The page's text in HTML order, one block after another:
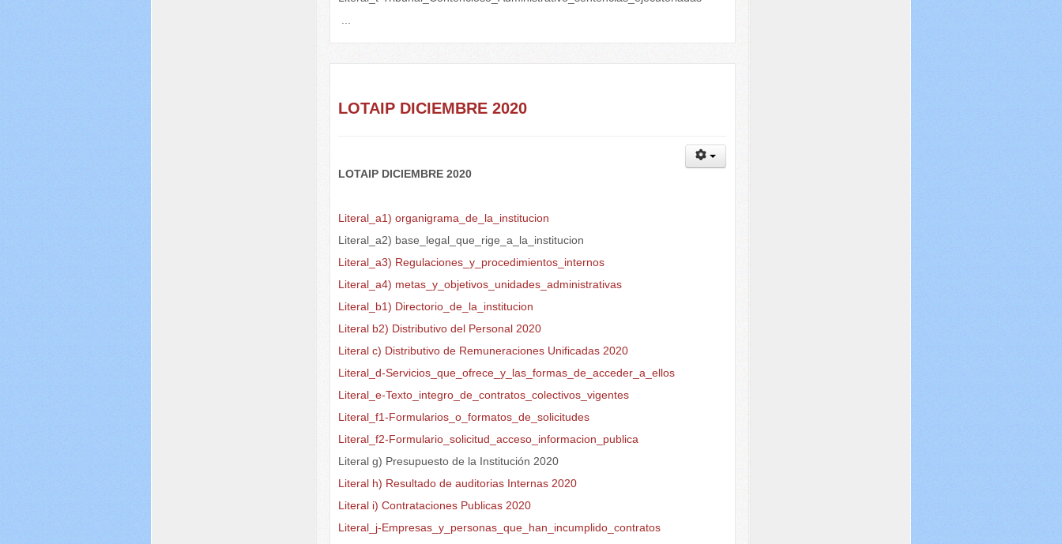
LOTAIP DICIEMBRE 2020
LOTAIP DICIEMBRE 2020
Literal_a1) organigrama_de_la_institucion
Literal_a2) base_legal_que_rige_a_la_institucion
Literal_a3) Regulaciones_y_procedimientos_internos
Literal_a4) metas_y_objetivos_unidades_administrativas
Literal_b1) Directorio_de_la_institucion
Literal b2) Distributivo del Personal 2020
Literal c) Distributivo de Remuneraciones Unificadas 2020
Literal_d-Servicios_que_ofrece_y_las_formas_de_acceder_a_ellos
Literal_e-Texto_integro_de_contratos_colectivos_vigentes
Literal_f1-Formularios_o_formatos_de_solicitudes
Literal_f2-Formulario_solicitud_acceso_informacion_publica
Literal g) Presupuesto de la Institución 2020
Literal h) Resultado de auditorias Internas 2020
Literal i) Contrataciones Publicas 2020
Literal_j-Empresas_y_personas_que_han_incumplido_contratos